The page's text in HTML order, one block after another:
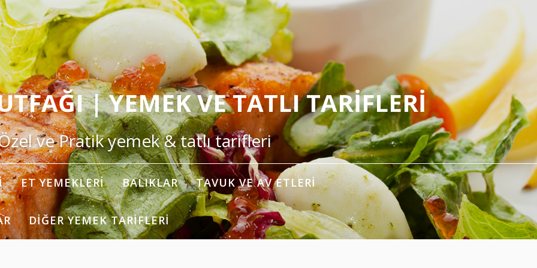
| YEMEK VE TATLI TARIFLERI
ve Pratik yemek & tatlı tarifleri
ET YEMEKLERI BALIKLAR TAVUK VE AV ETLERI
DIĞER YEMEK TARIFLERI